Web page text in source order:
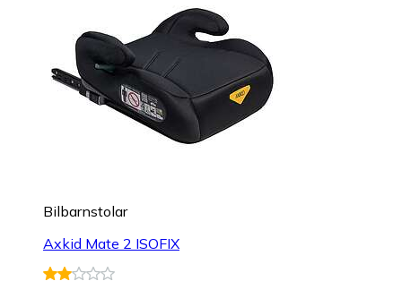
Bilbarnstolar
Axkid Mate 2 ISOFIX